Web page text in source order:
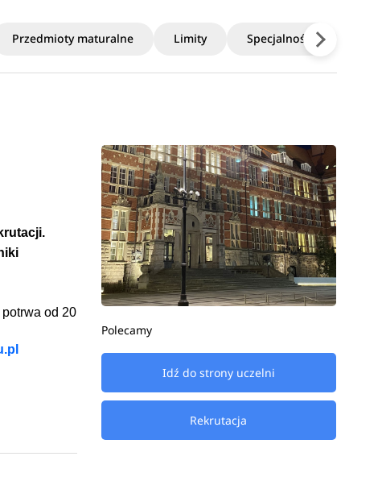
Przedmioty maturalne Limity Specjalności
od 20
Polecamy
Idź do strony uczelni
Rekrutacja